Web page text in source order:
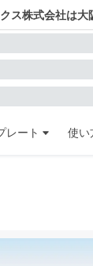
ス株式会社は大
レート 使い